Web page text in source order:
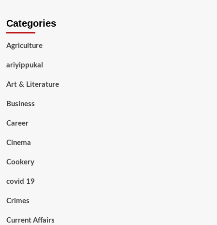
Categories
Agriculture
ariyippukal
Art & Literature
Business
Career
Cinema
Cookery
covid 19
Crimes
Current Affairs